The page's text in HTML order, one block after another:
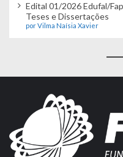
Edital 01/2026 Edufal/
Teses e Dissertações
por Vilma Naísia Xavier